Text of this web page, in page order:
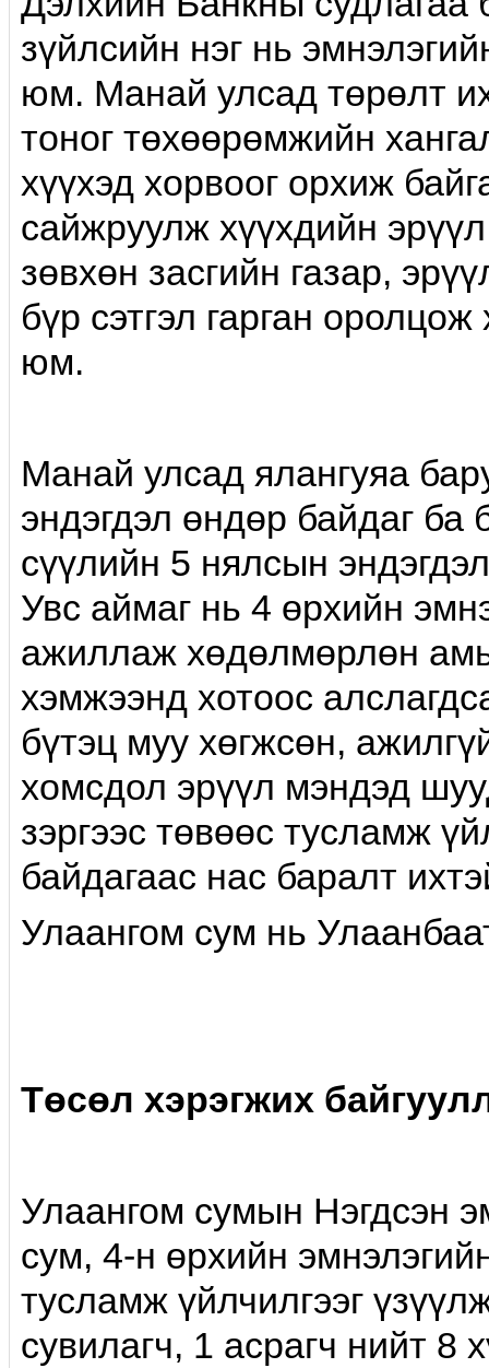
зүйлсийн нэг нь
юм. Манай улсад төрөлт
тоног төхөөрөмжийн
хүүхэд хорвоог орхиж
сайжруулж хүүхдийн
зөвхөн засгийн газар,
бүр сэтгэл гарган
юм.
Манай улсад ялангуяа
эндэгдэл өндөр байдаг ба
сүүлийн 5 нялсын
Увс аймаг нь 4 өрхийн
ажиллаж хөдөлмөрлөн
хэмжээнд хотоос
бүтэц муу хөгжсөн,
хомсдол эрүүл мэндэд
зэргээс төвөөс тусламж
байдагаас нас баралт
Улаангом сум нь
Төсөл хэрэгжих
Улаангом сумын Нэгдсэн
сум, 4-н өрхийн
тусламж үйлчилгээг
сувилагч, 1 асрагч нийт 8